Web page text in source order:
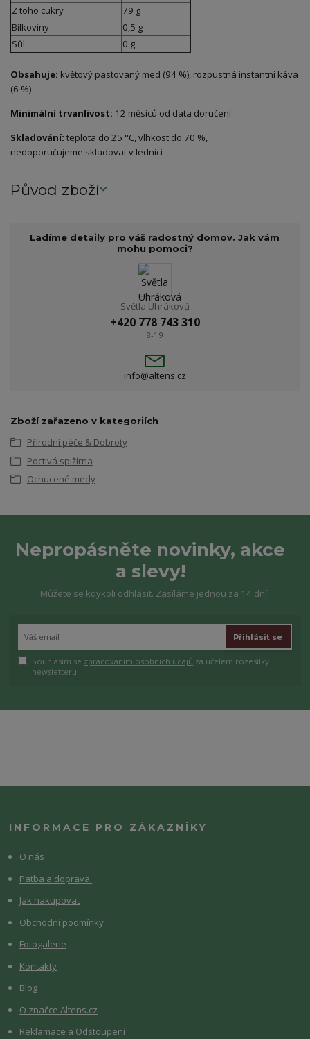
Z toho cukry
79 g
Bílkoviny
0,5 g
Sůl
0 g
Obsahuje: květový pastovaný med (94 %), rozpustná instantní káva
(6 %)
Minimální trvanlivost: 12 měsíců od data doručení
Skladování: teplota do 25 °C, vlhkost do 70 %,
nedoporučujeme skladovat v lednici
Původ zboží
Ladíme detaily pro váš radostný domov. Jak vám
mohu pomoci?
Světla Uhráková
+420 778 743 310
8-19
info@altens.cz
Zboží zařazeno v kategoriích
Přírodní péče & Dobroty
Poctivá spižírna
Ochucené medy
Nepropásněte novinky, akce
a slevy!
Můžete se kdykoli odhlásit. Zasíláme jednou za 14 dní.
Přihlásit se
Souhlasím se zpracováním osobních údajů za účelem rozesílky
newsletteru.
INFORMACE PRO ZÁKAZNÍKY
O nás
Patba a doprava
Jak nakupovat
Obchodní podmínky
Fotogalerie
Kontakty
Blog
O značce Altens.cz
Reklamace a Odstoupení